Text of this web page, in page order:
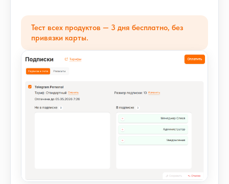
Тест всех продуктов — 3 дня бесплатно, без
привязки карты.